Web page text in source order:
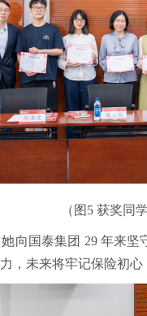
（图5 获奖同
向国泰集团 29 年来
，未来将牢记保险初